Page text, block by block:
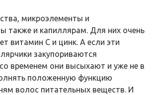
микроэлементы и
также и капиллярам. Для них очень
витамин С и цинк. А если эти
закупориваются
временем они высыхают и уже не в
положенную функцию
волос питательных веществ. И